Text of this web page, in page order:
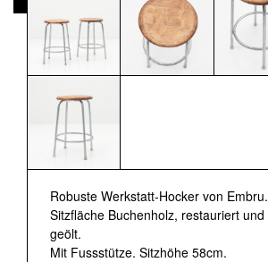
Robuste Werkstatt-Hocker von Embru.
Sitzfläche Buchenholz, restauriert und
geölt.
Mit Fussstütze. Sitzhöhe 58cm.